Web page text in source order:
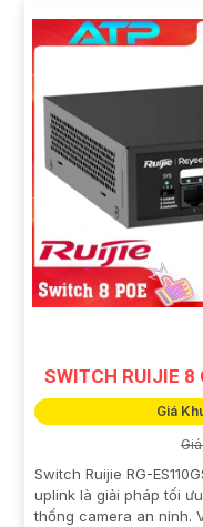
SWITCH RUIJIE 8
Giá
Switch Ruijie RG-
uplink là giải pháp tối
thống camera an ninh.